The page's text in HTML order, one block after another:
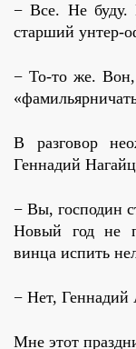
− Все. Не буду.
старший унтер-
− То-то же. Вон,
В разговор
Геннадий
− Вы, господин
Новый год не
винца испить
− Нет, Геннадий
Мне этот